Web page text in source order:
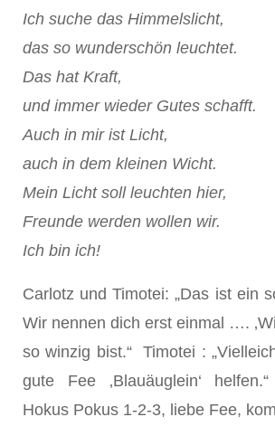
Ich suche das Himmelslicht,
das so wunderschön leuchtet.
Das hat Kraft,
und immer wieder Gutes schafft.
Auch in mir ist Licht,
auch in dem kleinen Wicht.
Mein Licht soll leuchten hier,
Freunde werden wollen wir.
Ich bin ich!
Carlotz und Timotei: „Das ist ein
Wir nennen dich erst einmal ….
so winzig bist.“ Timotei :
gute Fee ‚Blauäuglein‘
Hokus Pokus 1-2-3, liebe Fee,